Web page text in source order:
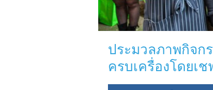
ประมวลภาพกิจก
ครบเครื่องโดยเ